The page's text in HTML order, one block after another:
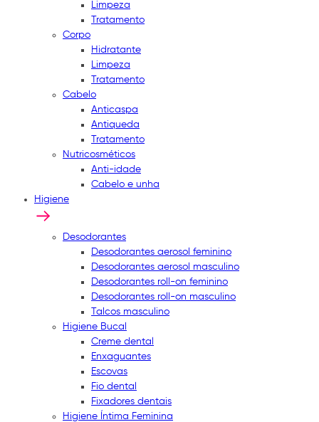
Limpeza
Tratamento
Corpo
Hidratante
Limpeza
Tratamento
Cabelo
Anticaspa
Antiqueda
Tratamento
Nutricosméticos
Anti-idade
Cabelo e unha
Higiene
Desodorantes
Desodorantes aerosol feminino
Desodorantes aerosol masculino
Desodorantes roll-on feminino
Desodorantes roll-on masculino
Talcos masculino
Higiene Bucal
Creme dental
Enxaguantes
Escovas
Fio dental
Fixadores dentais
Higiene Íntima Feminina